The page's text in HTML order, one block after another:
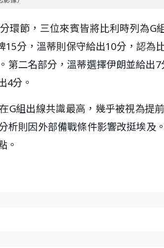
環節，三位來賓皆將比利時列為G
15分，溫蒂則保守給出10分，認為
第二名部分，溫蒂選擇伊朗並給出
4分。
G組出線共識最高，幾乎被視為提
析則因外部備戰條件影響改挺埃及
。